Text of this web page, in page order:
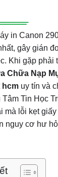
in Canon
gây gián
Khi gặp phải
Chữa Nạp
hcm uy tín và
Tâm Tin Học
mà lỗi kẹt
nguy cơ hư